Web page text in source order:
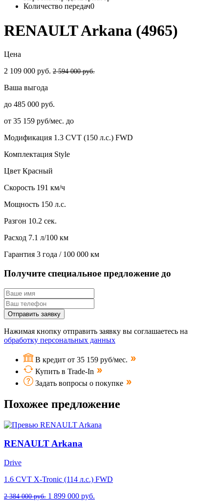
Количество передач0
RENAULT Arkana (4965)
Цена
2 109 000 руб. 2 594 000 руб.
Ваша выгода
до 485 000 руб.
от 35 159 руб/мес. до
Модификация 1.3 CVT (150 л.с.) FWD
Комплектация Style
Цвет Красный
Скорость 191 км/ч
Мощность 150 л.с.
Разгон 10.2 сек.
Расход 7.1 л/100 км
Гарантия 3 года / 100 000 км
Получите специальное предложение до
Отправить заявку
Нажимая кнопку отправить заявку вы соглашаетесь на
обработку персональных данных
В кредит от 35 159 руб/мес.
Купить в Trade-In
Задать вопросы о покупке
Похожее предложение
RENAULT Arkana
Drive
1.6 CVT X-Tronic (114 л.с.) FWD
2 384 000 руб. 1 899 000 руб.